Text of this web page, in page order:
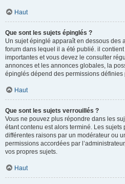
Haut
Que sont les sujets épinglés ?
Un sujet épinglé apparaît en dessous des
forum dans lequel il a été publié. il
importantes et vous devez le consulter
annonces et les annonces globales, la
épinglés dépend des permissions définies
Haut
Que sont les sujets verrouillés ?
Vous ne pouvez plus répondre dans les
étant contenu est alors terminé. Les
différentes raisons par un modérateur ou
permissions accordées par
vos propres sujets.
Haut